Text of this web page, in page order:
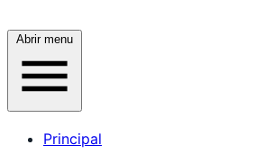
Abrir menu
Principal